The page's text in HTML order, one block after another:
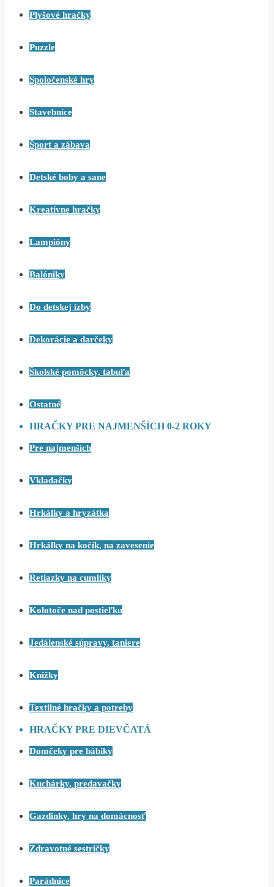
Plyšové hračky
Puzzle
Spoločenské hry
Stavebnice
Šport a zábava
Detské boby a sane
Kreatívne hračky
Lampióny
Balóniky
Do detskej izby
Dekorácie a darčeky
Školské pomôcky, tabuľa
Ostatné
HRAČKY PRE NAJMENŠÍCH 0-2 ROKY
Pre najmenších
Vkladačky
Hrkálky a hryzátka
Hrkálky na kočík, na zavesenie
Retiazky na cumlíky
Kolotoče nad postieľku
Jedálenské súpravy, taniere
Knižky
Textilné hračky a potreby
HRAČKY PRE DIEVČATÁ
Domčeky pre bábiky
Kuchárky, predavačky
Gazdinky, hry na domácnosť
Zdravotné sestričky
Parádnice